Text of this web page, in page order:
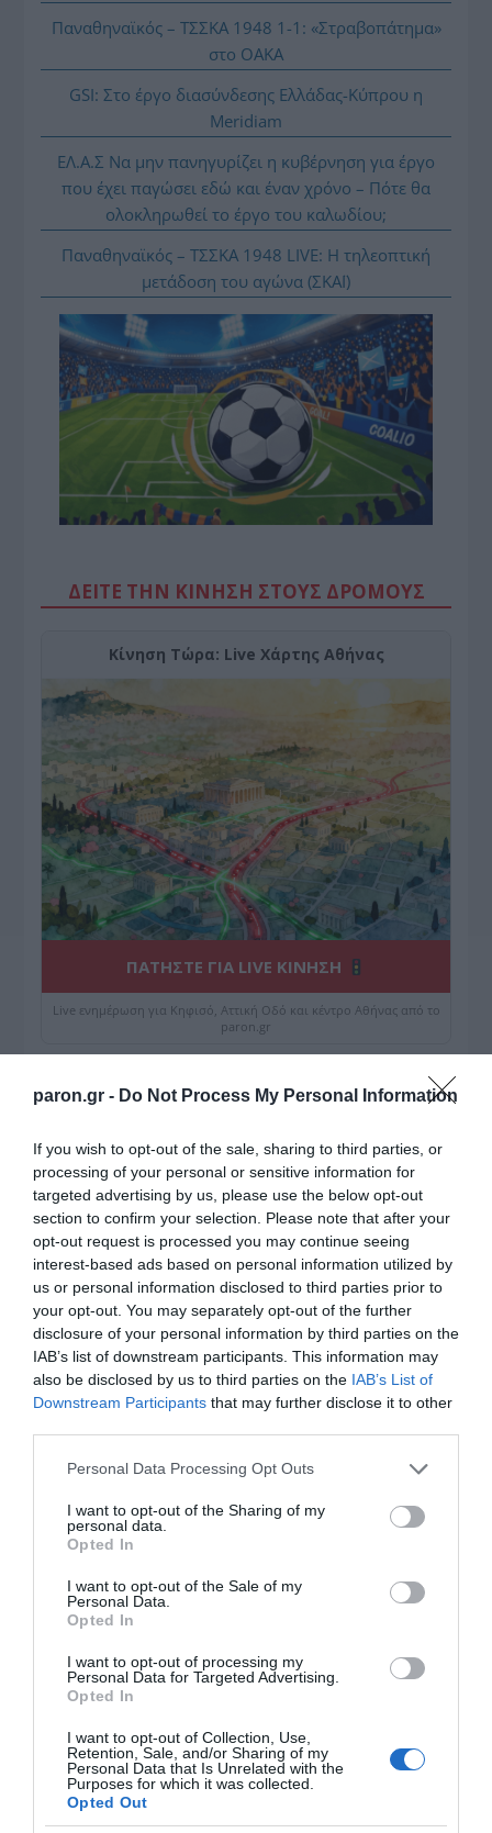
paron.gr - Do Not Process My Personal Information
If you wish to opt-out of the sale, sharing to third parties, or
processing of your personal or sensitive information for
targeted advertising by us, please use the below opt-out
section to confirm your selection. Please note that after your
opt-out request is processed you may continue seeing
interest-based ads based on personal information utilized by
us or personal information disclosed to third parties prior to
your opt-out. You may separately opt-out of the further
disclosure of your personal information by third parties on the
IAB’s list of downstream participants. This information may
also be disclosed by us to third parties on the IAB’s List of
Downstream Participants that may further disclose it to other
Please note that this website/app uses one or more Google
not limited to your visit or usage behaviour. You may click to
grant or deny consent to Google and its third-party tags to
use your data for below specified purposes in below Google
consent section.
Personal Data Processing Opt Outs
I want to opt-out of the Sharing of my
personal data.
Opted In
I want to opt-out of the Sale of my
Personal Data.
Opted In
I want to opt-out of processing my
Personal Data for Targeted Advertising.
Opted In
I want to opt-out of Collection, Use,
Retention, Sale, and/or Sharing of my
Personal Data that Is Unrelated with the
Purposes for which it was collected.
Opted Out
Παναθηναϊκός – ΤΣΣΚΑ 1948 1-1: «Στραβοπάτημα»
στο ΟΑΚΑ
GSI: Στο έργο διασύνδεσης Ελλάδας-Κύπρου η
Meridiam
ΕΛ.Α.Σ Να μην πανηγυρίζει η κυβέρνηση για έργο
που έχει παγώσει εδώ και έναν χρόνο – Πότε θα
ολοκληρωθεί το έργο του καλωδίου;
Παναθηναϊκός – ΤΣΣΚΑ 1948 LIVE: Η τηλεοπτική
μετάδοση του αγώνα (ΣΚΑΪ)
ΔΕΙΤΕ ΤΗΝ ΚΙΝΗΣΗ ΣΤΟΥΣ ΔΡΌΜΟΥΣ
Κίνηση Τώρα: Live Χάρτης Αθήνας
ΠΑΤΗΣΤΕ ΓΙΑ LIVE ΚΙΝΗΣΗ
Live ενημέρωση για Κηφισό, Αττική Οδό και κέντρο Αθήνας από το
paron.gr